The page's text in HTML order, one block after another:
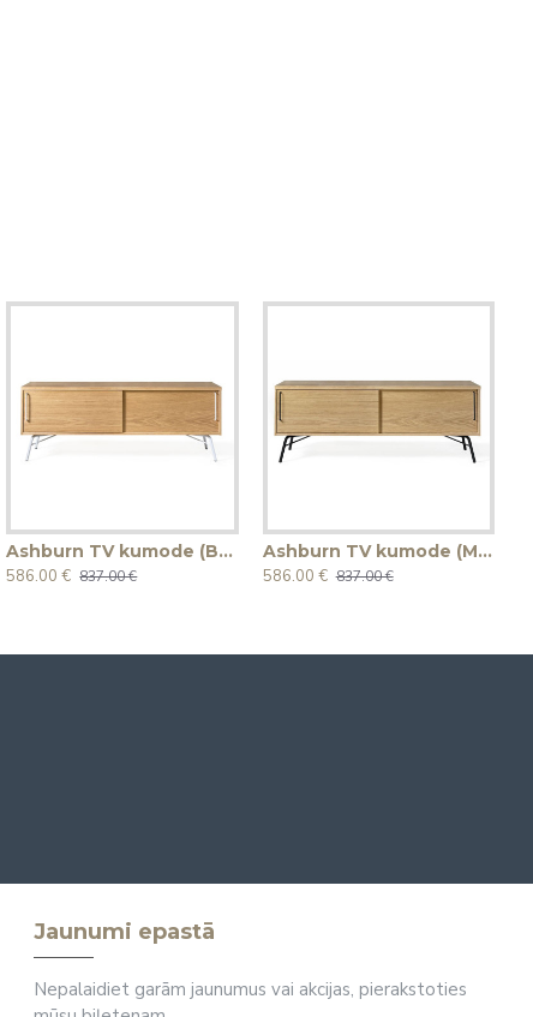
Ashburn TV kumode (Balta furnitūra)
586.00 € 837.00 €
Ashburn TV kumode (Melna furnitūra)
586.00 € 837.00 €
Jaunumi epastā
Nepalaidiet garām jaunumus vai akcijas, pierakstoties